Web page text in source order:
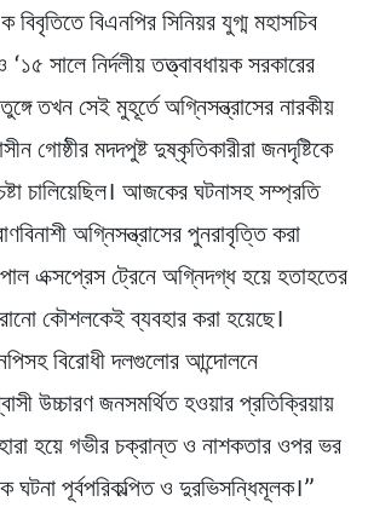
বিএনপির সিনিয়র যুগ্ম মহাসচিব
সালে নির্দলীয় তত্ত্বাবধায়ক সরকারের
তখন সেই মুহূর্তে অগ্নিসন্ত্রাসের নারকীয়
গোষ্ঠীর মদদপুষ্ট দুষ্কৃতিকারীরা জনদৃষ্টিকে
চালিয়েছিল। আজকের ঘটনাসহ সম্প্রতি
অগ্নিসন্ত্রাসের পুনরাবৃত্তি করা
এক্সপ্রেস ট্রেনে অগ্নিদগ্ধ হয়ে হতাহতের
কৌশলকেই ব্যবহার করা হয়েছে।
বিরোধী দলগুলোর আন্দোলনে
উচ্চারণ জনসমর্থিত হওয়ার প্রতিক্রিয়ায়
হয়ে গভীর চক্রান্ত ও নাশকতার ওপর ভর
পূর্বপরিকল্পিত ও দুরভিসন্ধিমূলক।”